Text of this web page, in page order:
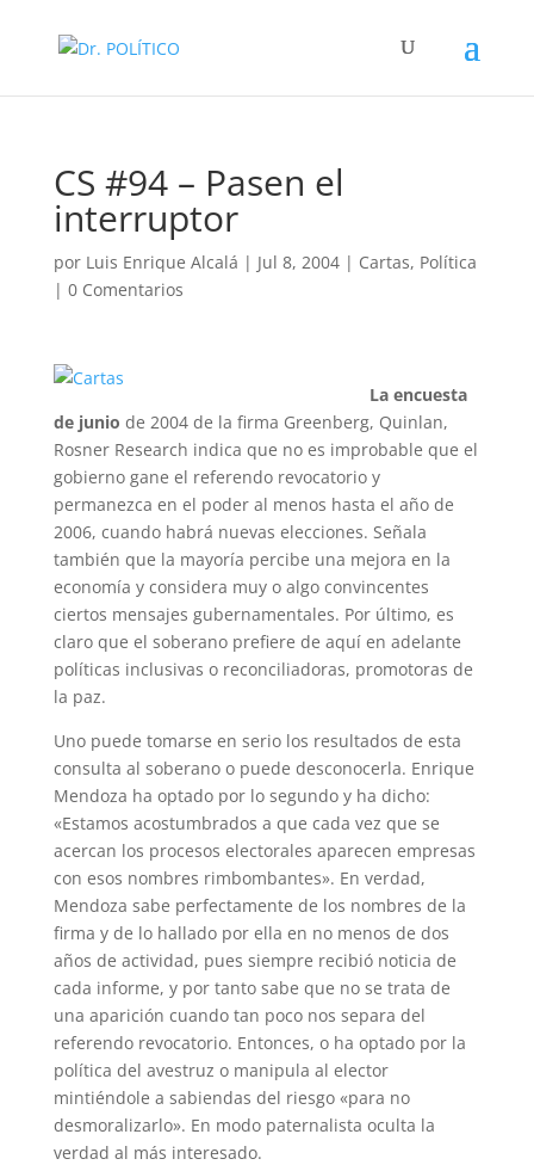
CS #94 – Pasen el
interruptor
por Luis Enrique Alcalá | Jul 8, 2004| Cartas, Política
| 0 Comentarios
La encuesta
de junio de 2004 de la firma Greenberg, Quinlan,
Rosner Research indica que no es improbable que el
gobierno gane el referendo revocatorio y
permanezca en el poder al menos hasta el año de
2006, cuando habrá nuevas elecciones. Señala
también que la mayoría percibe una mejora en la
economía y considera muy o algo convincentes
ciertos mensajes gubernamentales. Por último, es
claro que el soberano prefiere de aquí en adelante
políticas inclusivas o reconciliadoras, promotoras de
la paz.
Uno puede tomarse en serio los resultados de esta
consulta al soberano o puede desconocerla. Enrique
Mendoza ha optado por lo segundo y ha dicho:
«Estamos acostumbrados a que cada vez que se
acercan los procesos electorales aparecen empresas
con esos nombres rimbombantes». En verdad,
Mendoza sabe perfectamente de los nombres de la
firma y de lo hallado por ella en no menos de dos
años de actividad, pues siempre recibió noticia de
cada informe, y por tanto sabe que no se trata de
una aparición cuando tan poco nos separa del
referendo revocatorio. Entonces, o ha optado por la
política del avestruz o manipula al elector
mintiéndole a sabiendas del riesgo «para no
desmoralizarlo». En modo paternalista oculta la
verdad al más interesado.